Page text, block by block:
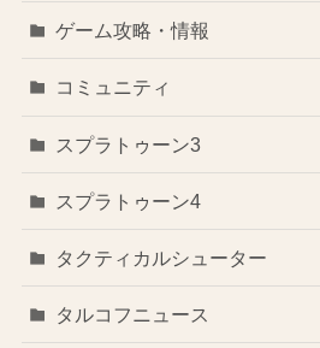
ゲーム攻略・情報
コミュニティ
スプラトゥーン3
スプラトゥーン4
タクティカルシューター
タルコフニュース